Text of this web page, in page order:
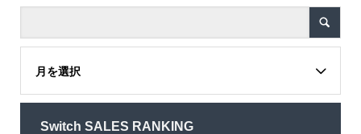
月を選択
Switch SALES RANKING